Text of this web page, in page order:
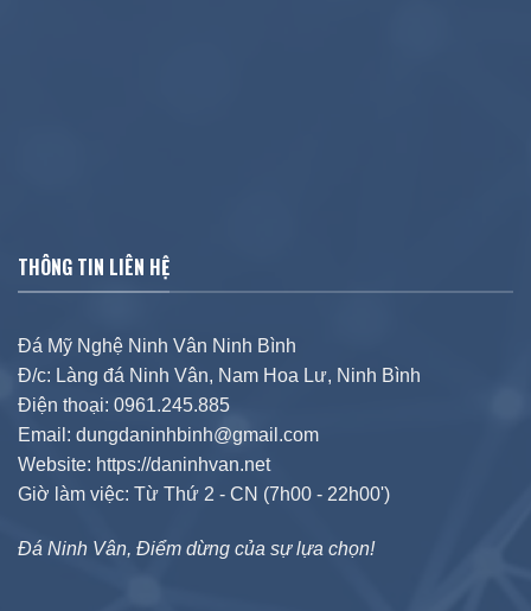
THÔNG TIN LIÊN HỆ
Đá Mỹ Nghệ Ninh Vân Ninh Bình
Đ/c: Làng đá Ninh Vân, Nam Hoa Lư, Ninh Bình
Điện thoại: 0961.245.885
Email: dungdaninhbinh@gmail.com
Website: https://daninhvan.net
Giờ làm việc: Từ Thứ 2 - CN (7h00 - 22h00')
Đá Ninh Vân, Điểm dừng của sự lựa chọn!